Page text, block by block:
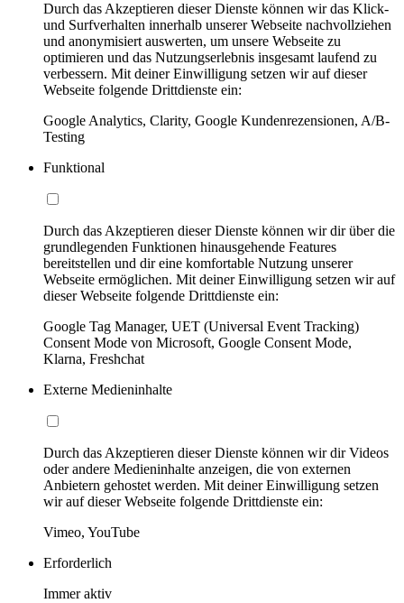
Durch das Akzeptieren dieser Dienste können wir das Klick-
und Surfverhalten innerhalb unserer Webseite nachvollziehen
und anonymisiert auswerten, um unsere Webseite zu
optimieren und das Nutzungserlebnis insgesamt laufend zu
verbessern. Mit deiner Einwilligung setzen wir auf dieser
Webseite folgende Drittdienste ein:
Google Analytics, Clarity, Google Kundenrezensionen, A/B-
Testing
Funktional
Durch das Akzeptieren dieser Dienste können wir dir über die
grundlegenden Funktionen hinausgehende Features
bereitstellen und dir eine komfortable Nutzung unserer
Webseite ermöglichen. Mit deiner Einwilligung setzen wir auf
dieser Webseite folgende Drittdienste ein:
Google Tag Manager, UET (Universal Event Tracking)
Consent Mode von Microsoft, Google Consent Mode,
Klarna, Freshchat
Externe Medieninhalte
Durch das Akzeptieren dieser Dienste können wir dir Videos
oder andere Medieninhalte anzeigen, die von externen
Anbietern gehostet werden. Mit deiner Einwilligung setzen
wir auf dieser Webseite folgende Drittdienste ein:
Vimeo, YouTube
Erforderlich
Immer aktiv